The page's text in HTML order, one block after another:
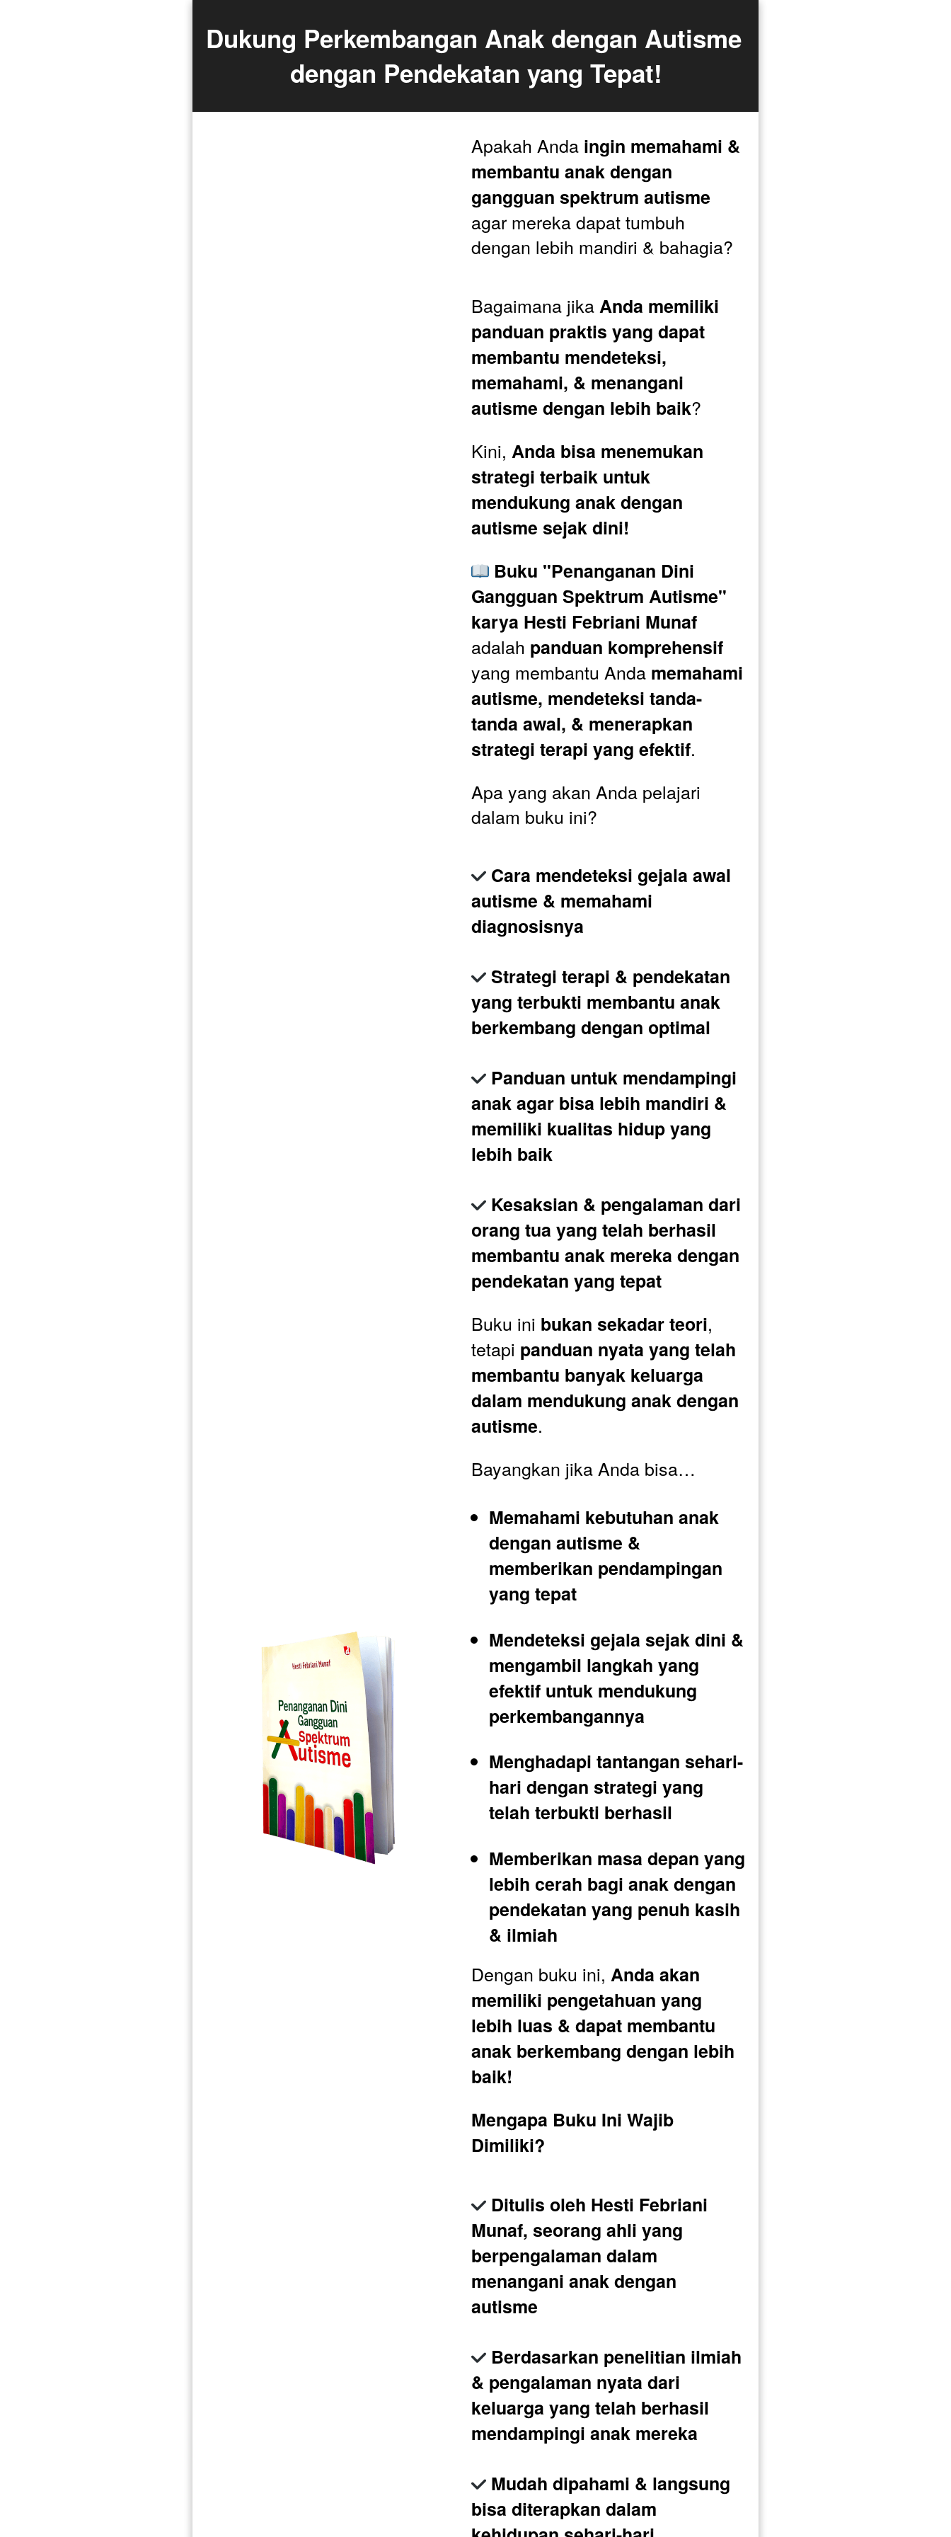
Dukung Perkembangan Anak dengan Autisme
dengan Pendekatan yang Tepat!
Apakah Anda ingin memahami &
membantu anak dengan
gangguan spektrum autisme
agar mereka dapat tumbuh
dengan lebih mandiri & bahagia?
Bagaimana jika Anda memiliki
panduan praktis yang dapat
membantu mendeteksi,
memahami, & menangani
autisme dengan lebih baik?
Kini, Anda bisa menemukan
strategi terbaik untuk
mendukung anak dengan
autisme sejak dini!
Buku "Penanganan Dini
Gangguan Spektrum Autisme"
karya Hesti Febriani Munaf
adalah panduan komprehensif
yang membantu Anda memahami
autisme, mendeteksi tanda-
tanda awal, & menerapkan
strategi terapi yang efektif.
Apa yang akan Anda pelajari
dalam buku ini?
Cara mendeteksi gejala awal
autisme & memahami
diagnosisnya
Strategi terapi & pendekatan
yang terbukti membantu anak
berkembang dengan optimal
Panduan untuk mendampingi
anak agar bisa lebih mandiri &
memiliki kualitas hidup yang
lebih baik
Kesaksian & pengalaman dari
orang tua yang telah berhasil
membantu anak mereka dengan
pendekatan yang tepat
Buku ini bukan sekadar teori,
tetapi panduan nyata yang telah
membantu banyak keluarga
dalam mendukung anak dengan
autisme.
Bayangkan jika Anda bisa…
Memahami kebutuhan anak
dengan autisme &
memberikan pendampingan
yang tepat
Mendeteksi gejala sejak dini &
mengambil langkah yang
efektif untuk mendukung
perkembangannya
Menghadapi tantangan sehari-
hari dengan strategi yang
telah terbukti berhasil
Memberikan masa depan yang
lebih cerah bagi anak dengan
pendekatan yang penuh kasih
& ilmiah
Dengan buku ini, Anda akan
memiliki pengetahuan yang
lebih luas & dapat membantu
anak berkembang dengan lebih
baik!
Mengapa Buku Ini Wajib
Dimiliki?
Ditulis oleh Hesti Febriani
Munaf, seorang ahli yang
berpengalaman dalam
menangani anak dengan
autisme
Berdasarkan penelitian ilmiah
& pengalaman nyata dari
keluarga yang telah berhasil
mendampingi anak mereka
Mudah dipahami & langsung
bisa diterapkan dalam